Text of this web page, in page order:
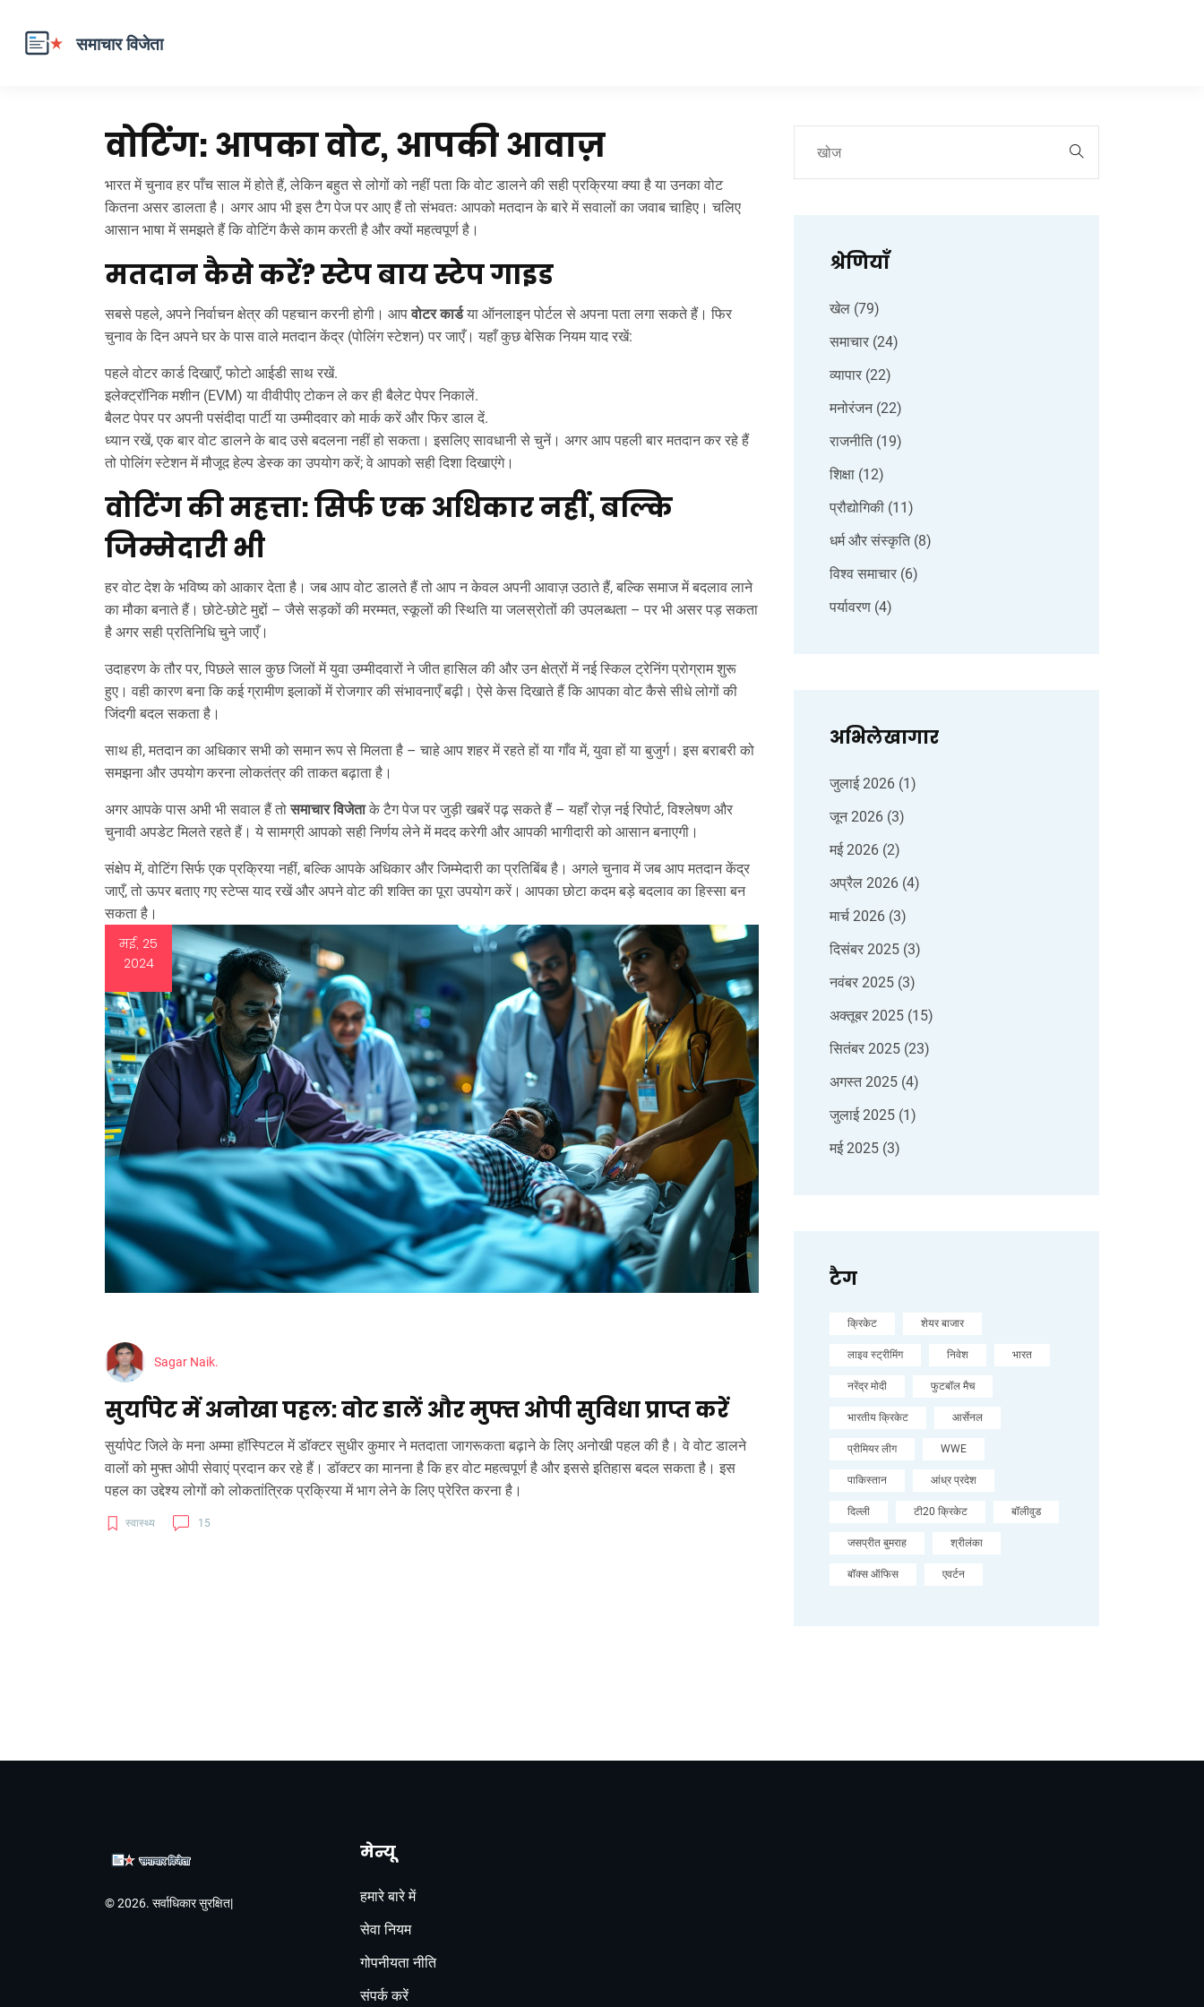
वोटिंग: आपका वोट, आपकी आवाज़
भारत में चुनाव हर पाँच साल में होते हैं, लेकिन बहुत से लोगों को नहीं पता कि वोट डालने की सही प्रक्रिया क्या है या उनका वोट
कितना असर डालता है। अगर आप भी इस टैग पेज पर आए हैं तो संभवतः आपको मतदान के बारे में सवालों का जवाब चाहिए। चलिए
आसान भाषा में समझते हैं कि वोटिंग कैसे काम करती है और क्यों महत्वपूर्ण है।
मतदान कैसे करें? स्टेप बाय स्टेप गाइड
सबसे पहले, अपने निर्वाचन क्षेत्र की पहचान करनी होगी। आपवोटर कार्डया ऑनलाइन पोर्टल से अपना पता लगा सकते हैं। फिर
चुनाव के दिन अपने घर के पास वाले मतदान केंद्र (पोलिंग स्टेशन) पर जाएँ। यहाँ कुछ बेसिक नियम याद रखें:
पहले वोटर कार्ड दिखाएँ, फोटो आईडी साथ रखें.
इलेक्ट्रॉनिक मशीन (EVM) या वीवीपीए टोकन ले कर ही बैलेट पेपर निकालें.
बैलट पेपर पर अपनी पसंदीदा पार्टी या उम्मीदवार को मार्क करें और फिर डाल दें.
ध्यान रखें, एक बार वोट डालने के बाद उसे बदलना नहीं हो सकता। इसलिए सावधानी से चुनें। अगर आप पहली बार मतदान कर रहे हैं
तो पोलिंग स्टेशन में मौजूद हेल्प डेस्क का उपयोग करें; वे आपको सही दिशा दिखाएंगे।
वोटिंग की महत्ता: सिर्फ एक अधिकार नहीं, बल्कि
जिम्मेदारी भी
हर वोट देश के भविष्य को आकार देता है। जब आप वोट डालते हैं तो आप न केवल अपनी आवाज़ उठाते हैं, बल्कि समाज में बदलाव लाने
का मौका बनाते हैं। छोटे-छोटे मुद्दों – जैसे सड़कों की मरम्मत, स्कूलों की स्थिति या जलस्रोतों की उपलब्धता – पर भी असर पड़ सकता
है अगर सही प्रतिनिधि चुने जाएँ।
उदाहरण के तौर पर, पिछले साल कुछ जिलों में युवा उम्मीदवारों ने जीत हासिल की और उन क्षेत्रों में नई स्किल ट्रेनिंग प्रोग्राम शुरू
हुए। वही कारण बना कि कई ग्रामीण इलाकों में रोजगार की संभावनाएँ बढ़ी। ऐसे केस दिखाते हैं कि आपका वोट कैसे सीधे लोगों की
जिंदगी बदल सकता है।
साथ ही, मतदान का अधिकार सभी को समान रूप से मिलता है – चाहे आप शहर में रहते हों या गाँव में, युवा हों या बुजुर्ग। इस बराबरी को
समझना और उपयोग करना लोकतंत्र की ताकत बढ़ाता है।
अगर आपके पास अभी भी सवाल हैं तोसमाचार विजेताके टैग पेज पर जुड़ी खबरें पढ़ सकते हैं – यहाँ रोज़ नई रिपोर्ट, विश्लेषण और
चुनावी अपडेट मिलते रहते हैं। ये सामग्री आपको सही निर्णय लेने में मदद करेगी और आपकी भागीदारी को आसान बनाएगी।
संक्षेप में, वोटिंग सिर्फ एक प्रक्रिया नहीं, बल्कि आपके अधिकार और जिम्मेदारी का प्रतिबिंब है। अगले चुनाव में जब आप मतदान केंद्र
जाएँ, तो ऊपर बताए गए स्टेप्स याद रखें और अपने वोट की शक्ति का पूरा उपयोग करें। आपका छोटा कदम बड़े बदलाव का हिस्सा बन
सकता है।
मई, 25
2024
Sagar Naik.
सुर्यापेट में अनोखा पहल: वोट डालें और मुफ्त ओपी सुविधा प्राप्त करें
सुर्यापेट जिले के मना अम्मा हॉस्पिटल में डॉक्टर सुधीर कुमार ने मतदाता जागरूकता बढ़ाने के लिए अनोखी पहल की है। वे वोट डालने
वालों को मुफ्त ओपी सेवाएं प्रदान कर रहे हैं। डॉक्टर का मानना है कि हर वोट महत्वपूर्ण है और इससे इतिहास बदल सकता है। इस
पहल का उद्देश्य लोगों को लोकतांत्रिक प्रक्रिया में भाग लेने के लिए प्रेरित करना है।
स्वास्थ्य 15
श्रेणियाँ
खेल (79)
समाचार (24)
व्यापार (22)
मनोरंजन (22)
राजनीति (19)
शिक्षा (12)
प्रौद्योगिकी (11)
धर्म और संस्कृति (8)
विश्व समाचार (6)
पर्यावरण (4)
अभिलेखागार
जुलाई 2026 (1)
जून 2026 (3)
मई 2026 (2)
अप्रैल 2026 (4)
मार्च 2026 (3)
दिसंबर 2025 (3)
नवंबर 2025 (3)
अक्तूबर 2025 (15)
सितंबर 2025 (23)
अगस्त 2025 (4)
जुलाई 2025 (1)
मई 2025 (3)
टैग
क्रिकेट शेयर बाजार
लाइव स्ट्रीमिंग निवेश भारत
नरेंद्र मोदी फुटबॉल मैच
भारतीय क्रिकेट आर्सेनल
प्रीमियर लीग WWE
पाकिस्तान आंध्र प्रदेश
दिल्ली टी20 क्रिकेट बॉलीवुड
जसप्रीत बुमराह श्रीलंका
बॉक्स ऑफिस एवर्टन
© 2026. सर्वाधिकार सुरक्षित|
मेन्यू
हमारे बारे में
सेवा नियम
गोपनीयता नीति
संपर्क करें